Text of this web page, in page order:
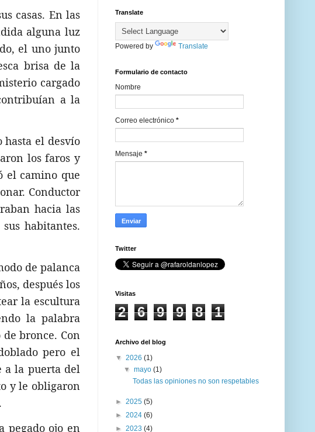
casas. En las
alguna luz
el uno junto
brisa de la
cargado
a la
hasta el desvío
los faros y
el camino que
Conductor
hacia las
habitantes.
de palanca
después los
la escultura
la palabra
bronce. Con
pero el
a la puerta del
y le obligaron
pegado ojo en
Translate
Powered by Translate
Formulario de contacto
Nombre
Correo electrónico *
Mensaje *
Twitter
Visitas
2 6 9 9 8 1
Archivo del blog
▼ 2026 (1)
▼mayo(1)
Todas las opiniones no son respetables
► 2025 (5)
► 2024 (6)
► 2023 (4)